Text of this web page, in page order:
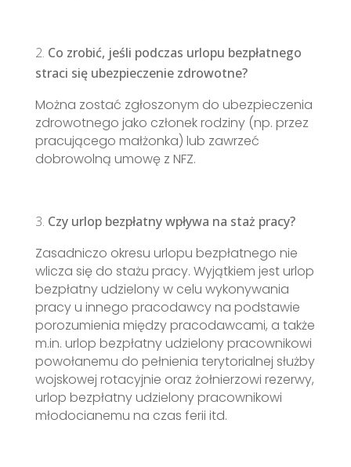
Co zrobić, jeśli podczas urlopu bezpłatnego
straci się ubezpieczenie zdrowotne?
Można zostać zgłoszonym do ubezpieczenia
zdrowotnego jako członek rodziny (np. przez
pracującego małżonka) lub zawrzeć
dobrowolną umowę z NFZ.
Czy urlop bezpłatny wpływa na staż pracy?
Zasadniczo okresu urlopu bezpłatnego nie
wlicza się do stażu pracy. Wyjątkiem jest urlop
bezpłatny udzielony w celu wykonywania
pracy u innego pracodawcy na podstawie
porozumienia między pracodawcami, a także
m.in. urlop bezpłatny udzielony pracownikowi
powołanemu do pełnienia terytorialnej służby
wojskowej rotacyjnie oraz żołnierzowi rezerwy,
urlop bezpłatny udzielony pracownikowi
młodocianemu na czas ferii itd.